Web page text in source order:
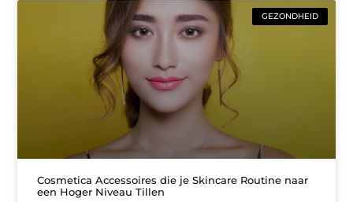
GEZONDHEID
Cosmetica Accessoires die je Skincare Routine naar
een Hoger Niveau Tillen